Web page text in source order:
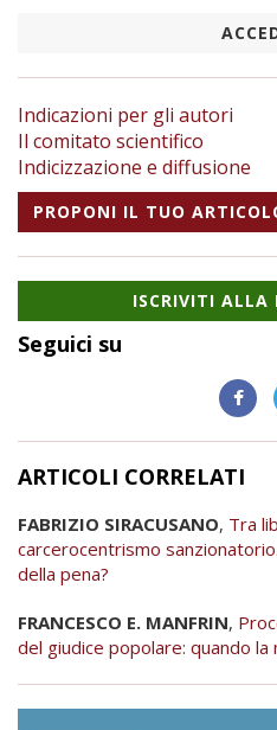
Indicazioni per gli autori
Il comitato scientifico
Indicizzazione e diffusione
PROPONI IL TUO
ISCRIVITI ALLA
Seguici su
ARTICOLI CORRELATI
FABRIZIO SIRACUSANO, Tra
carcerocentrismo
della pena?
FRANCESCO E. MANFRIN,
del giudice popolare: quando